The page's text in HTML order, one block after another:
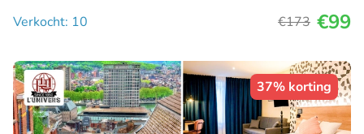
Verkocht: 10
€173 €99
37% korting